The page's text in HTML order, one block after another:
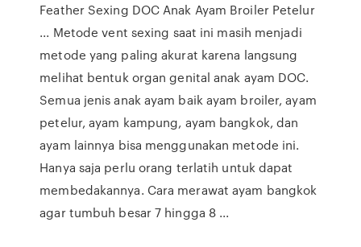
Feather Sexing DOC Anak Ayam Broiler Petelur
... Metode vent sexing saat ini masih menjadi
metode yang paling akurat karena langsung
melihat bentuk organ genital anak ayam DOC.
Semua jenis anak ayam baik ayam broiler, ayam
petelur, ayam kampung, ayam bangkok, dan
ayam lainnya bisa menggunakan metode ini.
Hanya saja perlu orang terlatih untuk dapat
membedakannya. Cara merawat ayam bangkok
agar tumbuh besar 7 hingga 8 ...